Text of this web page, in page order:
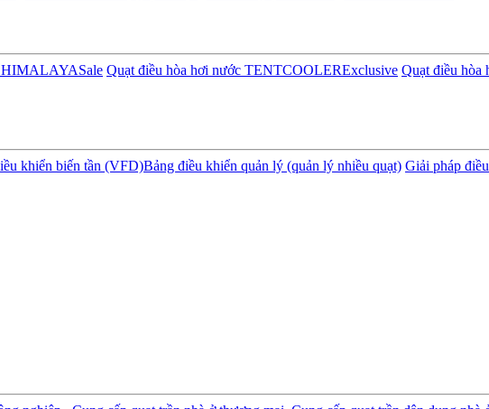
HIMALAYASale Quạt điều hòa hơi nước TENTCOOLERExclusive Quạt điều
khiển biến tần (VFD)Bảng điều khiển quản lý (quản lý nhiều quạt) Giải pháp